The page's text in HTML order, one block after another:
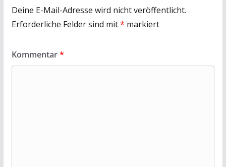
Deine E-Mail-Adresse wird nicht veröffentlicht.
Erforderliche Felder sind mit* markiert
Kommentar*